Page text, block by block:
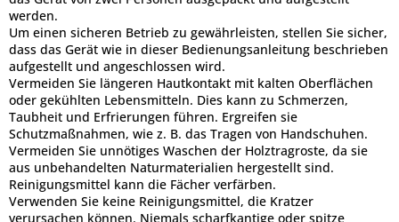
werden.
Um einen sicheren Betrieb zu gewährleisten, stellen Sie sicher,
dass das Gerät wie in dieser Bedienungsanleitung beschrieben
aufgestellt und angeschlossen wird.
Vermeiden Sie längeren Hautkontakt mit kalten Oberflächen
oder gekühlten Lebensmitteln. Dies kann zu Schmerzen,
Taubheit und Erfrierungen führen. Ergreifen sie
Schutzmaßnahmen, wie z. B. das Tragen von Handschuhen.
Vermeiden Sie unnötiges Waschen der Holztragroste, da sie
aus unbehandelten Naturmaterialien hergestellt sind.
Reinigungsmittel kann die Fächer verfärben.
Verwenden Sie keine Reinigungsmittel, die Kratzer
verursachen können. Niemals scharfkantige oder spitze